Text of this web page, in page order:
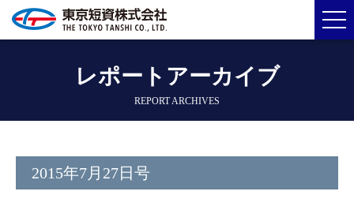
レポートアーカイブ
REPORT ARCHIVES
2015年7月27日号